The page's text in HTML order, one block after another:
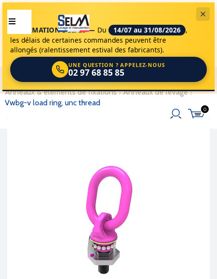
INFORMATION DÉLAIS — Du 14/07 au 31/08/2026 ,
les délais de certaines commandes peuvent être
allongés (ralentissement estival des fabricants).
UNE QUESTION ? APPELEZ-NOUS
02 97 68 85 85
0
selm accessoires de levage
accessoires
anneaux & éléments de fixations
anneaux de levage
vwbg-v load ring, unc thread